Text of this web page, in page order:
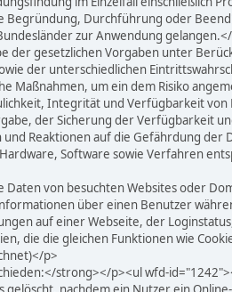
Begründung, Durchführung oder
zur Anwendung
gesetzlichen Vorgaben unter
der unterschiedlichen
um ein dem Risiko
Integrität und Verfügbarkeit
der Sicherung der Verfügbarkeit
Reaktionen auf die Gefährdung
Software sowie Verfahren
von besuchten Websites oder
über einen Benutzer
auf einer Webseite, der
die die gleichen Funktionen wie
p>
strong></p><ul wfd-